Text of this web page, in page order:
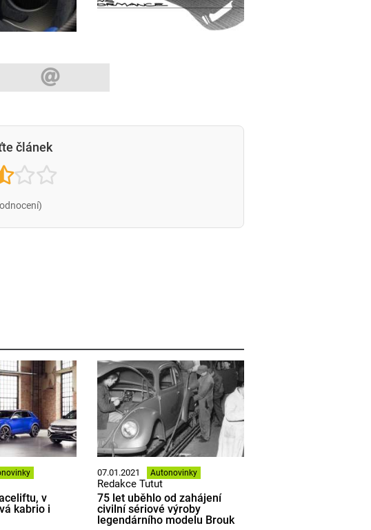
článek
v
kabrio i
07.01.2021 Autonovinky
Redakce Tutut
75 let uběhlo od zahájení
civilní sériové výroby
legendárního modelu Brouk